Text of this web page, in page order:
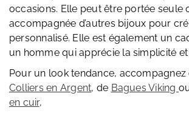
occasions. Elle peut être portée seule
accompagnée d’autres bijoux pour
personnalisé. Elle est également un
un homme qui apprécie la simplicité et
Pour un look tendance, accompagnez
Colliers en Argent, de Bagues Viking
en cuir,